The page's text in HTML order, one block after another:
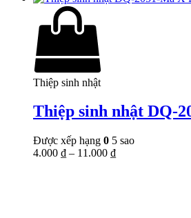
Thiệp sinh nhật
Thiệp sinh nhật DQ-
Được xếp hạng 0 5 sao
4.000 ₫ – 11.000 ₫